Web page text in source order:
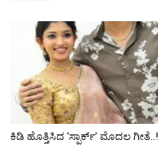
ಕಿಡಿ‌‌ ಹೊತ್ತಿಸಿದ ‘ಸ್ಪಾರ್ಕ್’ ಮೊದಲ‌ ಗೀತೆ..!